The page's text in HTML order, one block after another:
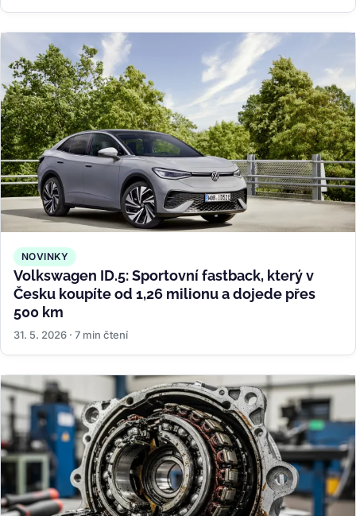
NOVINKY
Volkswagen ID.5: Sportovní fastback, který v
Česku koupíte od 1,26 milionu a dojede přes
500 km
31. 5. 2026 · 7 min čtení